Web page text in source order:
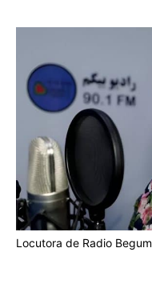
Locutora de Radio Begum